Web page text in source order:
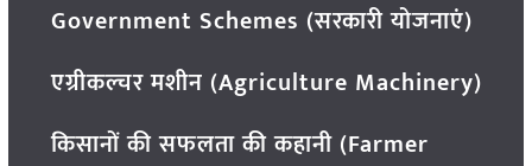
Government Schemes (सरकारी योजनाएं)
एग्रीकल्चर मशीन (Agriculture Machinery)
किसानों की सफलता की कहानी (Farmer